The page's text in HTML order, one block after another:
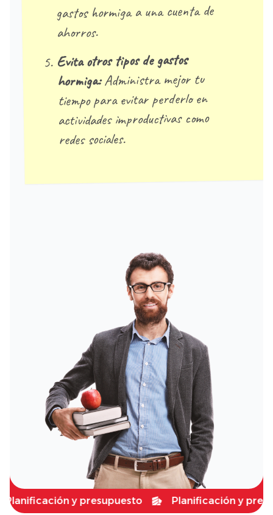
gastos hormiga a una cuenta de
ahorros.
Evita otros tipos de gastos
hormiga:Administra mejor tu
tiempo para evitar perderlo en
actividades improductivas como
redes sociales.
y presupuesto Planificación y